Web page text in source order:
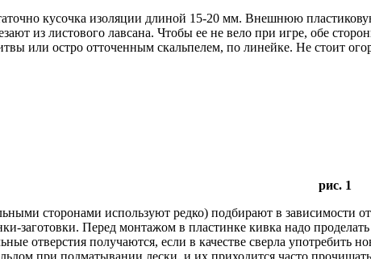
кусочка изоляции длиной 15-20 мм. Внешнюю
из листового лавсана. Чтобы ее не вело при игре, обе
или остро отточенным скальпелем, по линейке. Не стоит
рис. 1
сторонами используют редко) подбирают в
заготовки. Перед монтажом в пластинке кивка надо
отверстия получаются, если в качестве сверла
при подматывании лески, и их приходится часто